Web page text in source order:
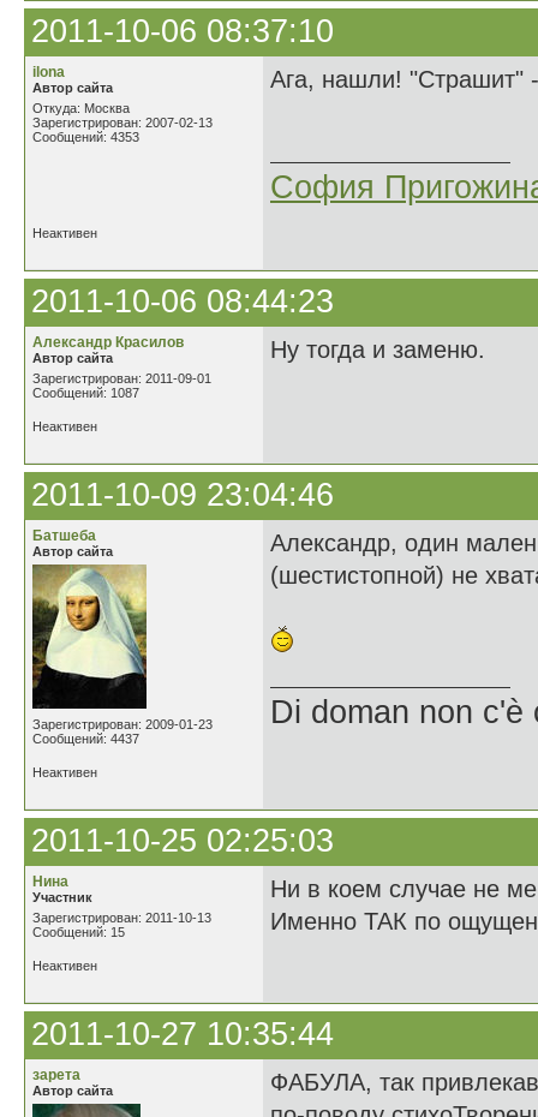
2011-10-06 08:37:10
ilona
Автор сайта
Откуда: Москва
Зарегистрирован: 2007-02-13
Сообщений: 4353
Ага, нашли!
София
Неактивен
2011-10-06 08:44:23
Александр Красилов
Автор сайта
Зарегистрирован: 2011-09-01
Сообщений: 1087
Ну тогда и заменю.
Неактивен
2011-10-09 23:04:46
Батшеба
Автор сайта
Зарегистрирован: 2009-01-23
Сообщений: 4437
Александр, один
(шестистопной) не
Di doman non c'è
Неактивен
2011-10-25 02:25:03
Нина
Участник
Зарегистрирован: 2011-10-13
Сообщений: 15
Ни в коем случае не
Именно ТАК по
Неактивен
2011-10-27 10:35:44
зарета
Автор сайта
ФАБУЛА, так